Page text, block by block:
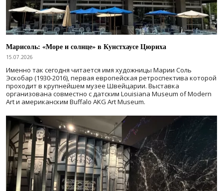
Марисоль: «Море и солнце» в Кунстхаусе Цюриха
15.07.2026
Именно так сегодня читается имя художницы Марии Соль
Эскобар (1930-2016), первая европейская ретроспектива которой
проходит в крупнейшем музее Швейцарии. Выставка
организована совместно с датским Louisiana Museum of Modern
Art и американским Buffalo AKG Art Museum.